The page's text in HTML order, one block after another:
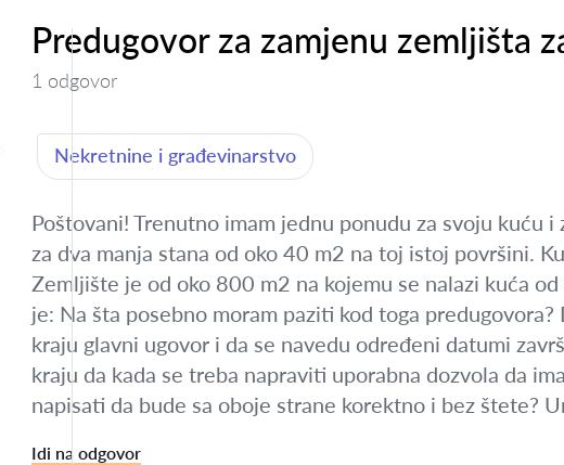
Predugovor za zamjenu zemljišta
1 odgovor
Nekretnine i građevinarstvo
Poštovani! Trenutno imam jednu ponudu za svoju kuću
za dva manja stana od oko 40 m2 na toj istoj površini.
Zemljište je od oko 800 m2 na kojemu se nalazi kuća
je: Na šta posebno moram paziti kod toga
kraju glavni ugovor i da se navedu određeni datumi
kraju da kada se treba napraviti uporabna dozvola da
napisati da bude sa oboje strane korektno i bez štete?
Idi na odgovor